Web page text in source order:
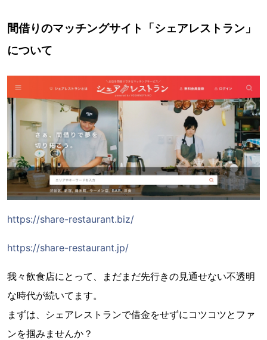
間借りのマッチングサイト「シェアレストラン」
について
https://share-restaurant.biz/
https://share-restaurant.jp/
我々飲食店にとって、まだまだ先行きの見通せない不透明
な時代が続いてます。
まずは、シェアレストランで借金をせずにコツコツとファ
ンを掴みませんか？